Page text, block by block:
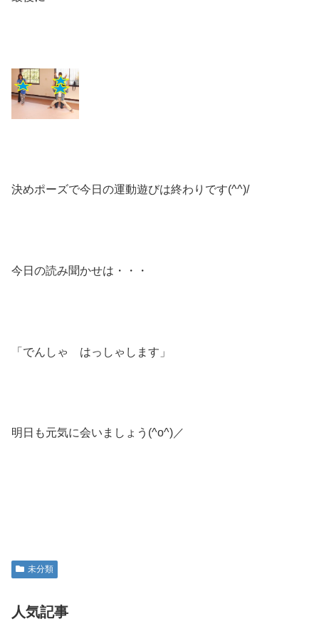
決めポーズで今日の運動遊びは終わりです(^^)/
今日の読み聞かせは・・・
「でんしゃ はっしゃします」
明日も元気に会いましょう(^o^)／
未分類
人気記事